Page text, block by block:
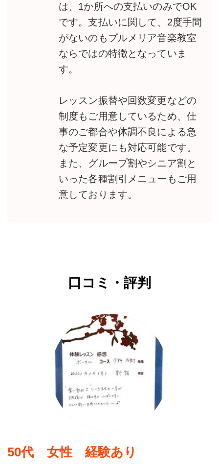
は、1か所への支払いのみでOK
です。支払いに関して、2度手間
がないのもプルメリア音楽教室
ならではの特徴となっていま
す。
レッスン振替や回数変更などの
制度もご用意しているため、仕
事のご都合や体調不良による急
な予定変更にも対応可能です。
また、グループ割やシニア割と
いった各種割引メニューもご用
意しております。
口コミ・評判
50代 女性 経験あり